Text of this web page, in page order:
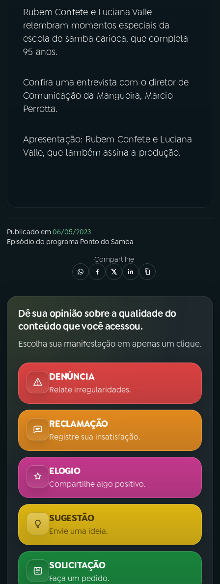
ACOMPANHE A RÁDIO NACIONAL
Facebook
Instagram
TikTok
Rubem Confete e Luciana Valle
relembram momentos especiais da
escola de samba carioca, que completa
95 anos.
Confira uma entrevista com o diretor de
Comunicação da Mangueira, Marcio
Perrotta.
Apresentação: Rubem Confete e Luciana
Valle, que também assina a produção.
Publicado em06/05/2023
Episódio do programa Ponto do Samba
Compartilhe
Dê sua opinião sobre a qualidade do
conteúdo que você acessou.
Escolha sua manifestação em apenas um clique.
DENÚNCIA
Relate irregularidades.
RECLAMAÇÃO
Registre sua insatisfação.
ELOGIO
Compartilhe algo positivo.
SUGESTÃO
Envie uma ideia.
SOLICITAÇÃO
Faça um pedido.